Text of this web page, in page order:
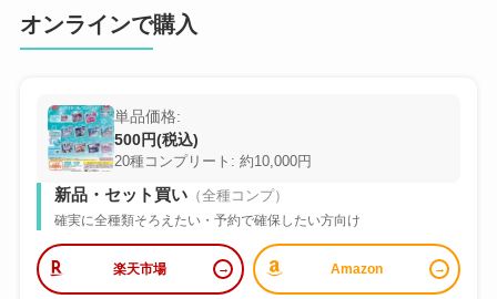
オンラインで購入
単品価格:
500円(税込)
20種コンプリート: 約10,000円
新品・セット買い（全種コンプ）
確実に全種類そろえたい・予約で確保したい方向け
楽天市場 Amazon